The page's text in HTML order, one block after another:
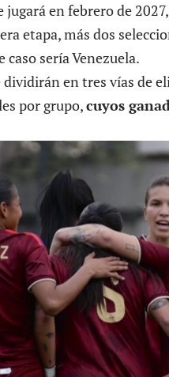
jugará en febrero de
etapa, más dos
caso sería Venezuela.
dividirán en tres vías de
por grupo,cuyos